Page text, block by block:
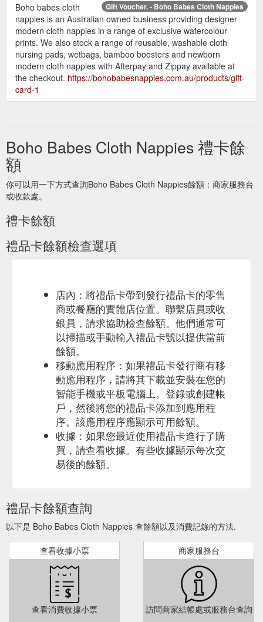
Gift Voucher. - Boho Babes Cloth Nappies
Boho babes cloth
nappies is an Australian owned business providing designer
modern cloth nappies in a range of exclusive watercolour
prints. We also stock a range of reusable, washable cloth
nursing pads, wetbags, bamboo boosters and newborn
modern cloth nappies with Afterpay and Zippay available at
the checkout. https://bohobabesnappies.com.au/products/gift-
card-1
Boho Babes Cloth Nappies 禮卡餘
額
你可以用一下方式查詢Boho Babes Cloth Nappies餘額：商家服務台
或收款處。
禮卡餘額
禮品卡餘額檢查選項
店內：將禮品卡帶到發行禮品卡的零售
商或餐廳的實體店位置。聯繫店員或收
銀員，請求協助檢查餘額。他們通常可
以掃描或手動輸入禮品卡號以提供當前
餘額。
移動應用程序：如果禮品卡發行商有移
動應用程序，請將其下載並安裝在您的
智能手機或平板電腦上。登錄或創建帳
戶，然後將您的禮品卡添加到應用程
序。該應用程序應顯示可用餘額。
收據：如果您最近使用禮品卡進行了購
買，請查看收據。有些收據顯示每次交
易後的餘額。
禮品卡餘額查詢
以下是 Boho Babes Cloth Nappies 查餘額以及消費記錄的方法.
查看收據小票
查看消費收據小票
商家服務台
訪問商家結帳處或服務台查詢